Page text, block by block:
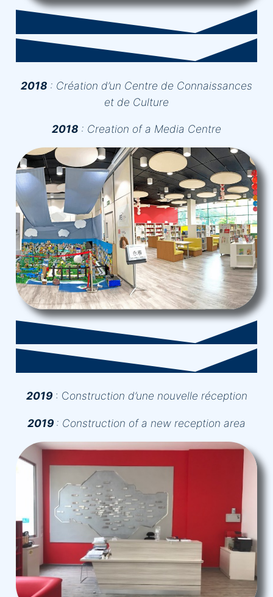
2018 : Création d’un Centre de Connaissances
et de Culture
2018 : Creation of a Media Centre
2019: Construction d’une nouvelle réception
2019 : Construction of a new reception area